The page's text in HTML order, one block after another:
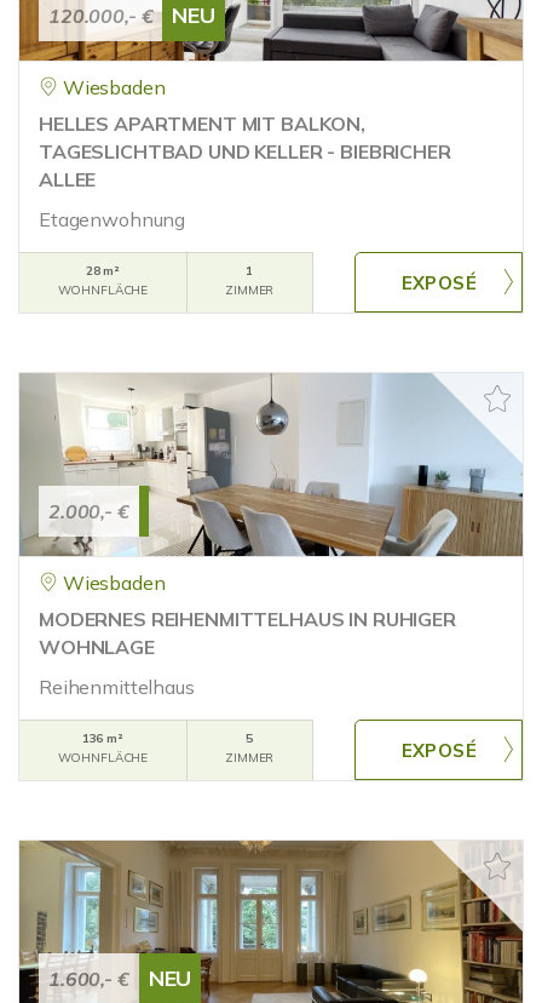
120.000,- € NEU
Wiesbaden
HELLES APARTMENT MIT BALKON,
TAGESLICHTBAD UND KELLER - BIEBRICHER
ALLEE
Etagenwohnung
28 m²
WOHNFLÄCHE
1
ZIMMER
2.000,- €
Wiesbaden
MODERNES REIHENMITTELHAUS IN RUHIGER
WOHNLAGE
Reihenmittelhaus
136 m²
WOHNFLÄCHE
5
ZIMMER
1.600,- € NEU